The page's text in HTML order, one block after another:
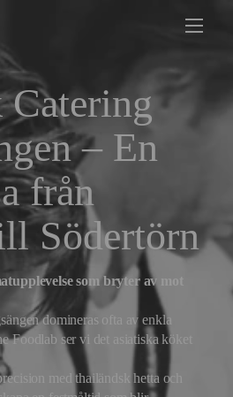
– En
från
Södertörn
som bryter av mot
domineras ofta av enkla
Foodlab ser vi det asiatiska köket
med thailändsk hetta och